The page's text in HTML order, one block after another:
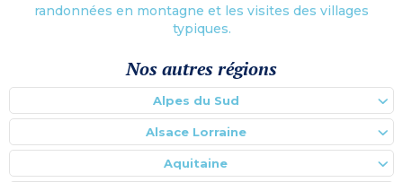
randonnées en montagne et les visites des villages
typiques.
Nos autres régions
Alpes du Sud
Alsace Lorraine
Aquitaine